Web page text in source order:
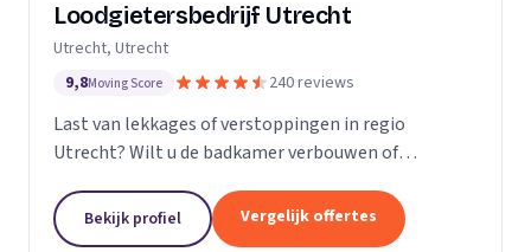
Loodgietersbedrijf Utrecht
Utrecht, Utrecht
9,8Moving Score 240 reviews
Last van lekkages of verstoppingen in regio
Utrecht? Wilt u de badkamer verbouwen of
Utrecht voor u klaar! Bij ons kunt u terecht voor
oprecht advies,...
Bekijk profiel Vergelijk offertes